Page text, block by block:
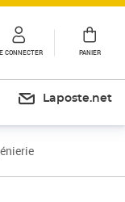
CONNECTER PANIER
Laposte.net